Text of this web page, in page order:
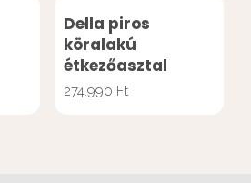
Della piros
köralakú
étkezőasztal
274.990 Ft